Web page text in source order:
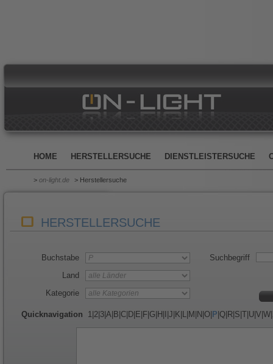
HOME HERSTELLERSUCHE DIENSTLEISTERSUCHE
> on-light.de > Herstellersuche
HERSTELLERSUCHE
Buchstabe
Land
Kategorie
Suchbegriff
Quicknavigation 1 2 3 A B C D E F G H J K L M N O P Q R S T U V W